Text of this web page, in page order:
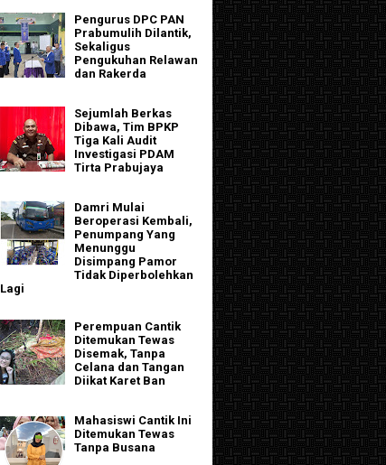
Pengurus DPC PAN
Prabumulih Dilantik,
Sekaligus
Pengukuhan Relawan
dan Rakerda
Sejumlah Berkas
Dibawa, Tim BPKP
Tiga Kali Audit
Investigasi PDAM
Tirta Prabujaya
Damri Mulai
Beroperasi Kembali,
Penumpang Yang
Menunggu
Disimpang Pamor
Tidak Diperbolehkan
Lagi
Perempuan Cantik
Ditemukan Tewas
Disemak, Tanpa
Celana dan Tangan
Diikat Karet Ban
Mahasiswi Cantik Ini
Ditemukan Tewas
Tanpa Busana